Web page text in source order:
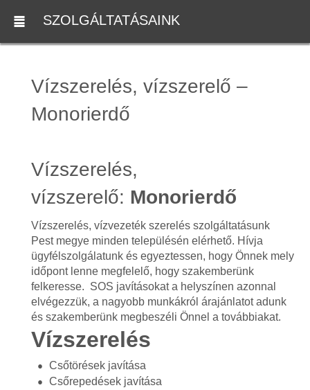
SZOLGÁLTATÁSAINK
Vízszerelés, vízszerelő –
Monorierdő
Vízszerelés,
vízszerelő: Monorierdő
Vízszerelés, vízvezeték szerelés szolgáltatásunk
Pest megye minden településén elérhető. Hívja
ügyfélszolgálatunk és egyeztessen, hogy Önnek mely
időpont lenne megfelelő, hogy szakemberünk
felkeresse. SOS javításokat a helyszínen azonnal
elvégezzük, a nagyobb munkákról árajánlatot adunk
és szakemberünk megbeszéli Önnel a továbbiakat.
Vízszerelés
Csőtörések javítása
Csőrepedések javítása